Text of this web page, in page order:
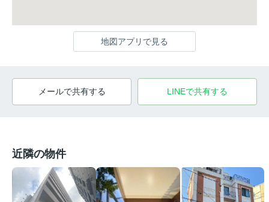
地図アプリで見る
メールで共有する LINEで共有する
近隣の物件